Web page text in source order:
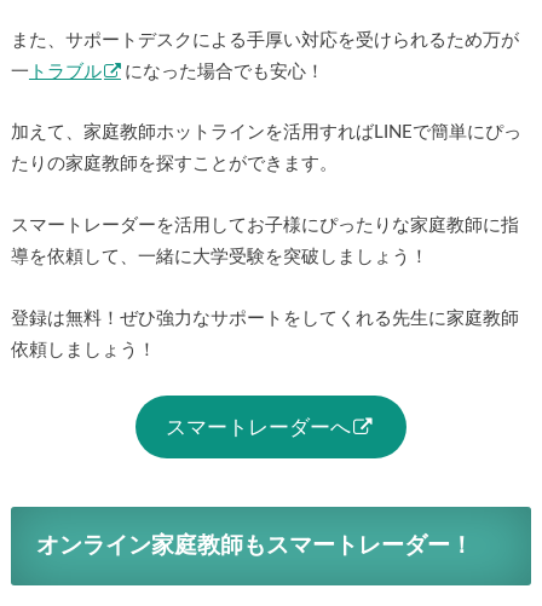
また、サポートデスクによる手厚い対応を受けられるため万が
一 トラブル になった場合でも安心！
加えて、家庭教師ホットラインを活用すればLINEで簡単にぴっ
たりの家庭教師を探すことができます。
スマートレーダーを活用してお子様にぴったりな家庭教師に指
導を依頼して、一緒に大学受験を突破しましょう！
登録は無料！ぜひ強力なサポートをしてくれる先生に家庭教師
依頼しましょう！
スマートレーダーへ
オンライン家庭教師もスマートレーダー！